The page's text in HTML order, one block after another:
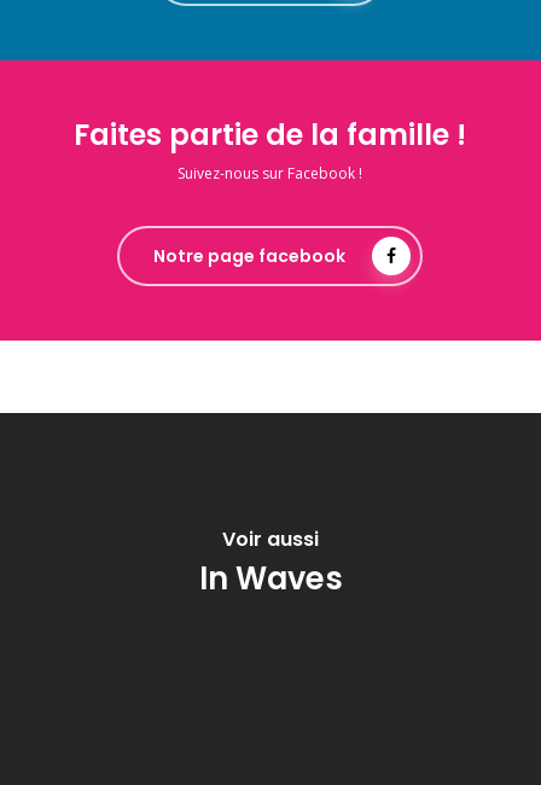
Faites partie de la famille !
Suivez-nous sur Facebook !
Notre page facebook
Voir aussi
In Waves